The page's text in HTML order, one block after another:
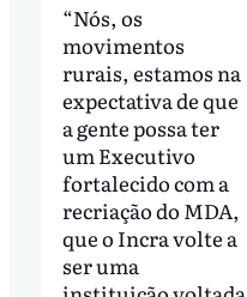
“Nós, os
movimentos
rurais, estamos na
expectativa de que
a gente possa ter
um Executivo
fortalecido com a
recriação do MDA,
que o Incra volte a
ser uma